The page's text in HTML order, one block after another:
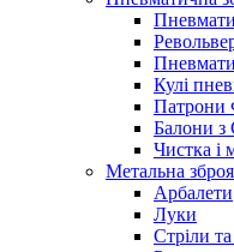
Кулі
Патрони
Балони з
Чистка і
Метальна зброя
Арбалети
Луки
Стріли